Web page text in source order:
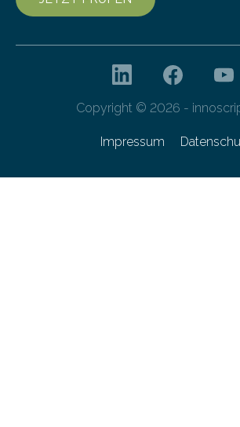
Copyright © 2026 -
Impressum